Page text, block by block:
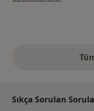
Sıkça Sorulan